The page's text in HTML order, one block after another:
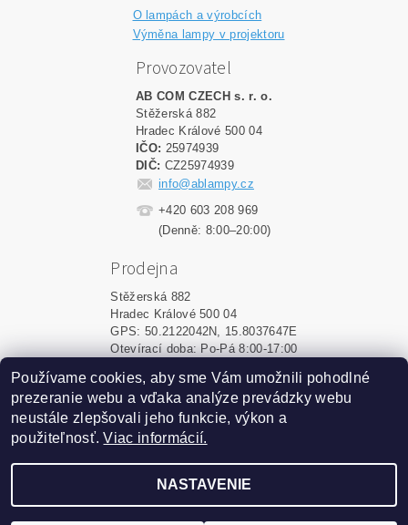
O lampách a výrobcích
Výměna lampy v projektoru
Provozovatel
AB COM CZECH s. r. o.
Stěžerská 882
Hradec Králové 500 04
IČO: 25974939
DIČ: CZ25974939
info@ablampy.cz
+420 603 208 969
(Denně: 8:00–20:00)
Prodejna
Stěžerská 882
Hradec Králové 500 04
GPS: 50.2122042N, 15.8037647E
Otevírací doba: Po-Pá 8:00-17:00
Shoptet.sk MôjPrvýEshop.sk
Vytvoril Shoptet
Používame cookies, aby sme Vám umožnili pohodlné
prezeranie webu a vďaka analýze prevádzky webu
neustále zlepšovali jeho funkcie, výkon a
použiteľnosť.Viac informácií.
NASTAVENIE